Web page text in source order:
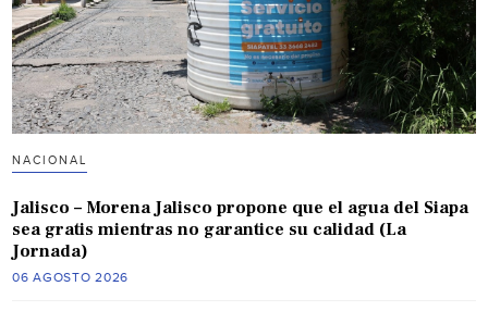
NACIONAL
Jalisco – Morena Jalisco propone que el agua del Siapa
sea gratis mientras no garantice su calidad (La
Jornada)
06 AGOSTO 2026